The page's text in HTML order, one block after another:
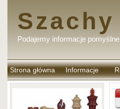
Podajemy informacje
Strona główna Informacje